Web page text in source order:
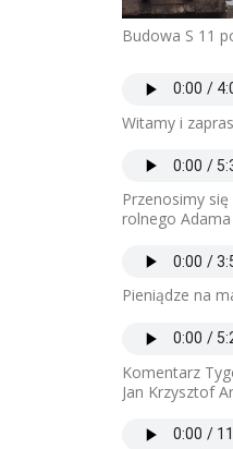
Budowa S 11
Witamy i
Przenosimy
rolnego
Pieniądze na
Komentarz
Jan Krzysztof